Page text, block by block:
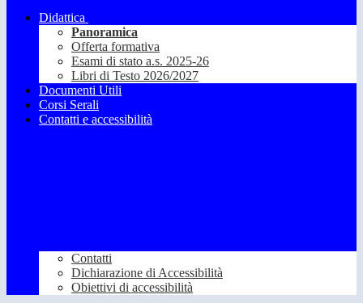
Didattica
Panoramica
Offerta formativa
Esami di stato a.s. 2025-26
Libri di Testo 2026/2027
Documenti Utili
Corsi Serali
Contatti e accessibilità
Contatti
Dichiarazione di Accessibilità
Obiettivi di accessibilità